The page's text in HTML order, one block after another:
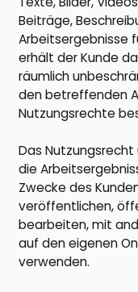
Beiträge,
Arbeitsergebnisse
erhält der Kunde
räumlich
den betreffenden
Nutzungsrechte
Das
die
Zwecke des
veröffentlichen,
bearbeiten, mit
auf den eigenen
verwenden.